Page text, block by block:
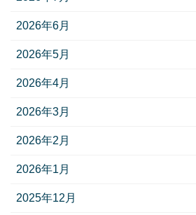
2026年6月
2026年5月
2026年4月
2026年3月
2026年2月
2026年1月
2025年12月